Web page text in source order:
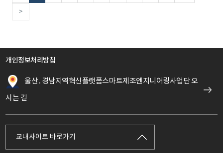
>
개인정보처리방침
울산․경남지역혁신플랫폼스마트제조엔지니어링사업단 오
시는 길
교내사이트 바로가기